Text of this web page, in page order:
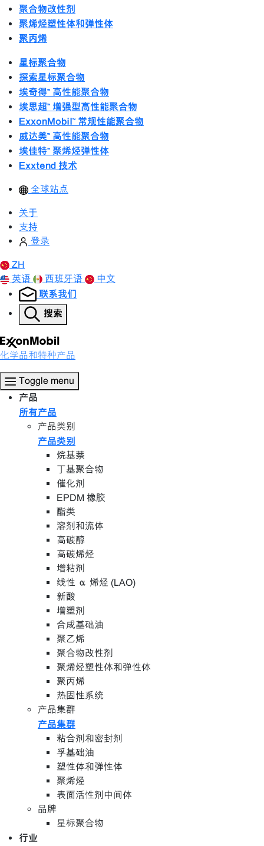
聚合物改性剂
聚烯烃塑性体和弹性体
聚丙烯
星标聚合物
探索星标聚合物
埃奇得™ 高性能聚合物
埃思超™ 增强型高性能聚合物
ExxonMobil™ 常规性能聚合物
威达美™ 高性能聚合物
埃佳特™ 聚烯烃弹性体
Exxtend 技术
全球站点
关于
支持
登录
ZH
英语
西班牙语 中文
联系我们
搜索
化学品和特种产品
Toggle menu
产品
所有产品
产品类别
产品类别
烷基萘
丁基聚合物
催化剂
EPDM 橡胶
酯类
溶剂和流体
高碳醇
高碳烯烃
增粘剂
线性 α 烯烃 (LAO)
新酸
增塑剂
合成基础油
聚乙烯
聚合物改性剂
聚烯烃塑性体和弹性体
聚丙烯
热固性系统
产品集群
产品集群
粘合剂和密封剂
孚基础油
塑性体和弹性体
聚烯烃
表面活性剂中间体
品牌
星标聚合物
行业